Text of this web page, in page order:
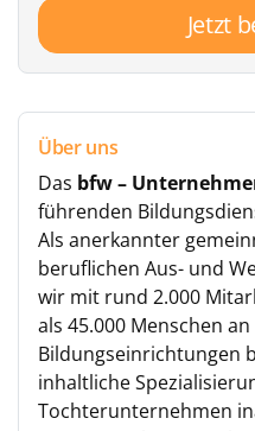
Jetzt
Über uns
Das bfw –
führenden
Als anerkannter
beruflichen Aus- und
wir mit rund 2.000
als 45.000 Menschen
Bildungseinrichtungen
inhaltliche
Tochterunternehmen